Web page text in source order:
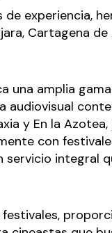
de experiencia,
, Cartagena de
una amplia
audiovisual
y En la
con
integral
festivales,